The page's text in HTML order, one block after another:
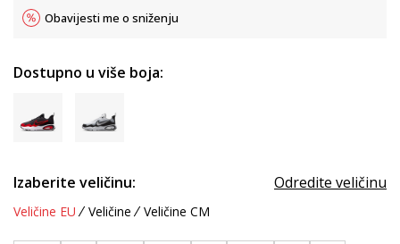
Obavijesti me o sniženju
Dostupno u više boja:
Izaberite veličinu: Odredite veličinu
Veličine EU Veličine Veličine CM